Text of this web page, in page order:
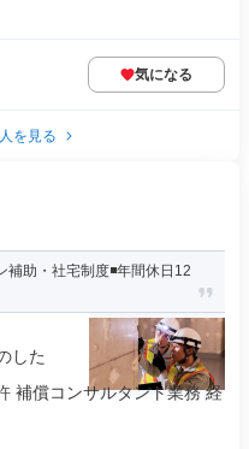
気になる
を見る
補助・社宅制度◾️年間休日12
した
補償コンサルタント業務 経